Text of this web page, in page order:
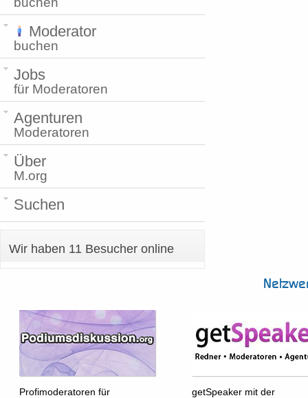
Moderator
buchen
Jobs
für Moderatoren
Agenturen
Moderatoren
Über
M.org
Suchen
Wir haben 11 Besucher online
Profimoderatoren für
getSpeaker mit der